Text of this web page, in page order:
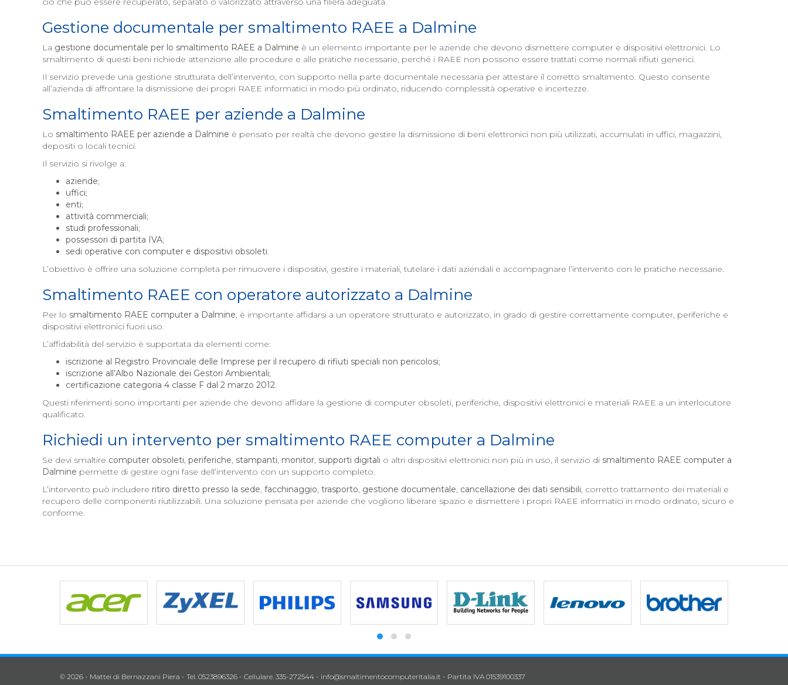
Gestione documentale per smaltimento RAEE a Dalmine
La gestione documentale per lo smaltimento RAEE a Dalmine è un elemento importante per le aziende che devono dismettere computer e dispositivi elettronici. Lo
smaltimento di questi beni richiede attenzione alle procedure e alle pratiche necessarie, perché i RAEE non possono essere trattati come normali rifiuti generici.
Il servizio prevede una gestione strutturata dell’intervento, con supporto nella parte documentale necessaria per attestare il corretto smaltimento. Questo consente
all’azienda di affrontare la dismissione dei propri RAEE informatici in modo più ordinato, riducendo complessità operative e incertezze.
Smaltimento RAEE per aziende a Dalmine
Lo smaltimento RAEE per aziende a Dalmine è pensato per realtà che devono gestire la dismissione di beni elettronici non più utilizzati, accumulati in uffici, magazzini,
depositi o locali tecnici.
Il servizio si rivolge a:
aziende;
uffici;
enti;
attività commerciali;
studi professionali;
possessori di partita IVA;
sedi operative con computer e dispositivi obsoleti.
L’obiettivo è offrire una soluzione completa per rimuovere i dispositivi, gestire i materiali, tutelare i dati aziendali e accompagnare l’intervento con le pratiche necessarie.
Smaltimento RAEE con operatore autorizzato a Dalmine
Per lo smaltimento RAEE computer a Dalmine, è importante affidarsi a un operatore strutturato e autorizzato, in grado di gestire correttamente computer, periferiche e
dispositivi elettronici fuori uso.
L’affidabilità del servizio è supportata da elementi come:
iscrizione al Registro Provinciale delle Imprese per il recupero di rifiuti speciali non pericolosi;
iscrizione all’Albo Nazionale dei Gestori Ambientali;
certificazione categoria 4 classe F dal 2 marzo 2012.
Questi riferimenti sono importanti per aziende che devono affidare la gestione di computer obsoleti, periferiche, dispositivi elettronici e materiali RAEE a un interlocutore
qualificato.
Richiedi un intervento per smaltimento RAEE computer a Dalmine
Se devi smaltire computer obsoleti, periferiche, stampanti, monitor, supporti digitali o altri dispositivi elettronici non più in uso, il servizio di smaltimento RAEE computer a
Dalmine permette di gestire ogni fase dell’intervento con un supporto completo.
L’intervento può includere ritiro diretto presso la sede, facchinaggio, trasporto, gestione documentale, cancellazione dei dati sensibili, corretto trattamento dei materiali e
recupero delle componenti riutilizzabili. Una soluzione pensata per aziende che vogliono liberare spazio e dismettere i propri RAEE informatici in modo ordinato, sicuro e
conforme.
© 2026 - Mattei di Bernazzani Piera - Tel. 0523896326 - Cellulare. 335-272544 - info@smaltimentocomputeritalia.it - Partita IVA 01539100337